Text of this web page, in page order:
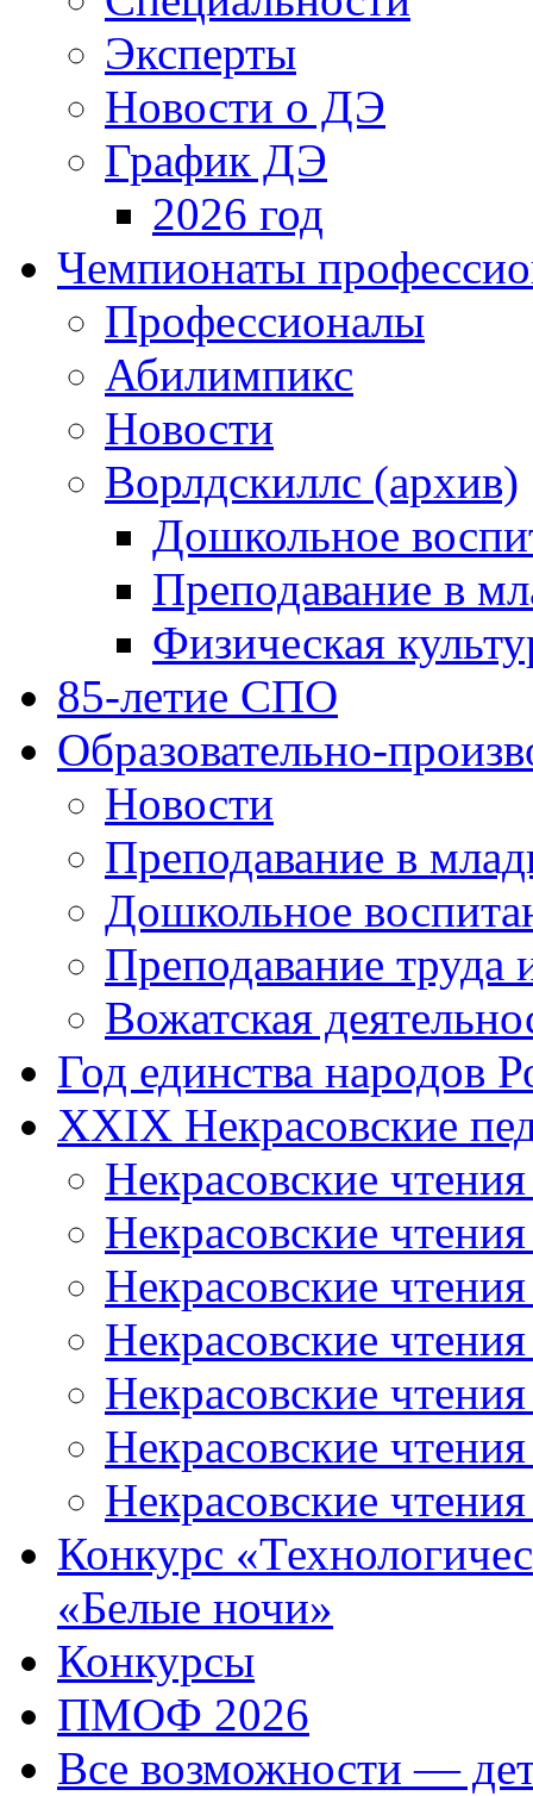
Эксперты
Новости о ДЭ
График ДЭ
2026 год
Чемпионаты
Профессионалы
Абилимпикс
Новости
Ворлдскиллс (архив)
Дошкольное
Преподавание в
Физическая
85-летие СПО
Образовательно-
Новости
Преподавание в
Дошкольное
Преподавание труда
Вожатская
Год единства народов
XXIX Некрасовские
Некрасовские
Некрасовские
Некрасовские
Некрасовские
Некрасовские
Некрасовские
Некрасовские
Конкурс
«Белые ночи»
Конкурсы
ПМОФ 2026
Все возможности —